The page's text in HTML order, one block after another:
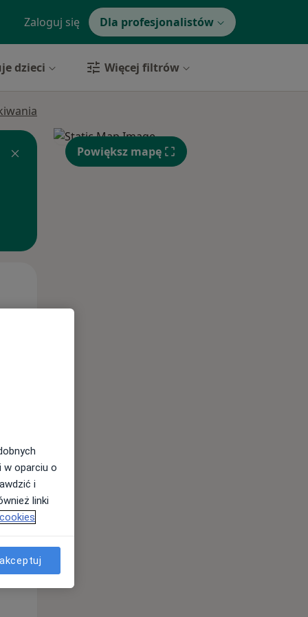
Zaloguj się Dla profesjonalistów
dzieci Więcej filtrów
Pon,
10 Sie
Powiększ mapę
w oparciu o
i
linki